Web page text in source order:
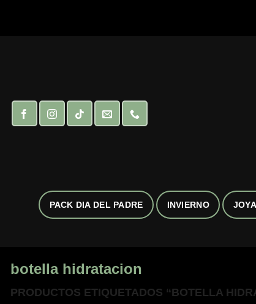
PACK DIA DEL PADRE INVIERNO
botella hidratacion
PRODUCTOS ETIQUETADOS “BOTELLA